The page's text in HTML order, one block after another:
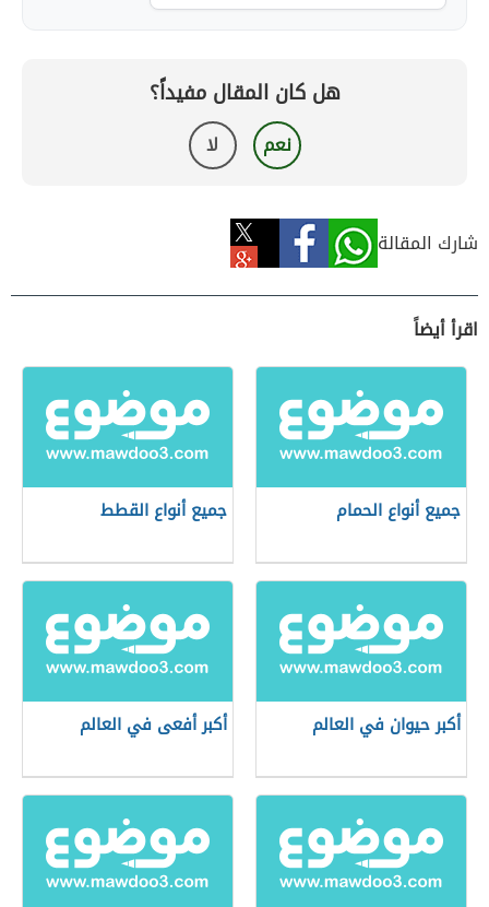
هل كان المقال مفيداً؟
نعم لا
شارك المقالة
اقرأ أيضاً
جميع أنواع الحمام جميع أنواع القطط
أكبر حيوان في العالم أكبر أفعى في العالم